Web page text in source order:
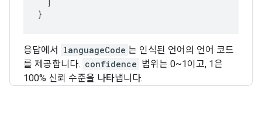
응답에서 languageCode 는 인식된 언어의 언어 코드
를 제공합니다. confidence 범위는 0~1이고, 1은
100% 신뢰 수준을 나타냅니다.